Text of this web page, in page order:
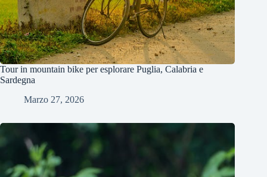
Tour in mountain bike per esplorare Puglia, Calabria e
Sardegna
Marzo 27, 2026